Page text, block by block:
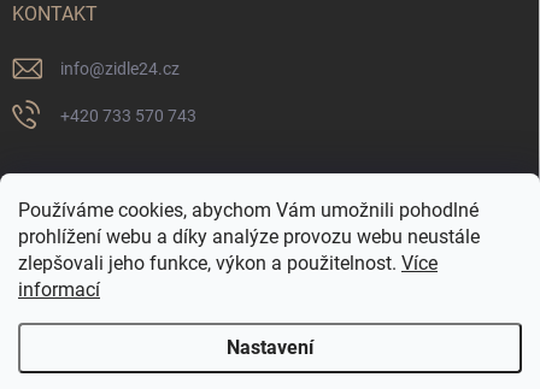
Používáme cookies, abychom Vám umožnili pohodlné
prohlížení webu a díky analýze provozu webu neustále
zlepšovali jeho funkce, výkon a použitelnost. Více
informací
Nastavení
KONTAKT
info@zidle24.cz
+420 733 570 743
PŘIJÍMÁME ONLINE PLATBY